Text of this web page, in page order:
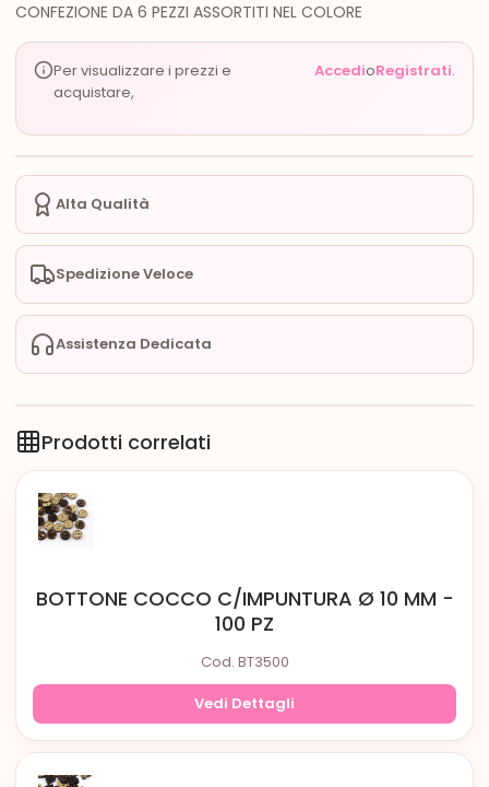
CONFEZIONE DA 6 PEZZI ASSORTITI NEL COLORE
Per visualizzare i prezzi e
acquistare,
AccedioRegistrati.
Alta Qualità
Spedizione Veloce
Assistenza Dedicata
Prodotti correlati
BOTTONE COCCO C/IMPUNTURA Ø 10 MM -
100 PZ
Cod. BT3500
Vedi Dettagli